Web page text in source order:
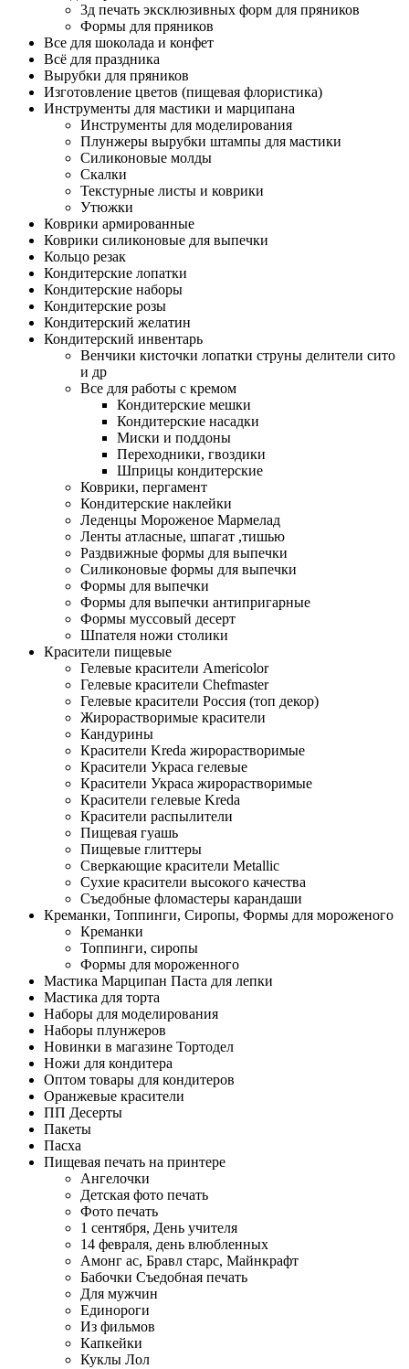
3д печать эксклюзивных форм для пряников
Формы для пряников
Все для шоколада и конфет
Всё для праздника
Вырубки для пряников
Изготовление цветов (пищевая флористика)
Инструменты для мастики и марципана
Инструменты для моделирования
Плунжеры вырубки штампы для мастики
Силиконовые молды
Скалки
Текстурные листы и коврики
Утюжки
Коврики армированные
Коврики силиконовые для выпечки
Кольцо резак
Кондитерские лопатки
Кондитерские наборы
Кондитерские розы
Кондитерский желатин
Кондитерский инвентарь
Венчики кисточки лопатки струны делители сито
и др
Все для работы с кремом
Кондитерские мешки
Кондитерские насадки
Миски и поддоны
Переходники, гвоздики
Шприцы кондитерские
Коврики, пергамент
Кондитерские наклейки
Леденцы Мороженое Мармелад
Ленты атласные, шпагат ,тишью
Раздвижные формы для выпечки
Силиконовые формы для выпечки
Формы для выпечки
Формы для выпечки антипригарные
Формы муссовый десерт
Шпателя ножи столики
Красители пищевые
Гелевые красители Americolor
Гелевые красители Chefmaster
Гелевые красители Россия (топ декор)
Жирорастворимые красители
Кандурины
Красители Kreda жирорастворимые
Красители Украса гелевые
Красители Украса жирорастворимые
Красители гелевые Kreda
Красители распылители
Пищевая гуашь
Пищевые глиттеры
Сверкающие красители Metallic
Сухие красители высокого качества
Съедобные фломастеры карандаши
Креманки, Топпинги, Сиропы, Формы для мороженого
Креманки
Топпинги, сиропы
Формы для мороженного
Мастика Марципан Паста для лепки
Мастика для торта
Наборы для моделирования
Наборы плунжеров
Новинки в магазине Тортодел
Ножи для кондитера
Оптом товары для кондитеров
Оранжевые красители
ПП Десерты
Пакеты
Пасха
Пищевая печать на принтере
Ангелочки
Детская фото печать
Фото печать
1 сентября, День учителя
14 февраля, день влюбленных
Амонг ас, Бравл старс, Майнкрафт
Бабочки Съедобная печать
Для мужчин
Единороги
Из фильмов
Капкейки
Куклы Лол